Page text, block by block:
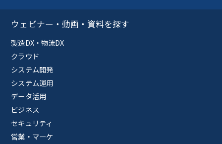
ウェビナー・動画・資料を探す
製造DX・物流DX
クラウド
システム開発
システム運用
データ活用
ビジネス
セキュリティ
営業・マーケ